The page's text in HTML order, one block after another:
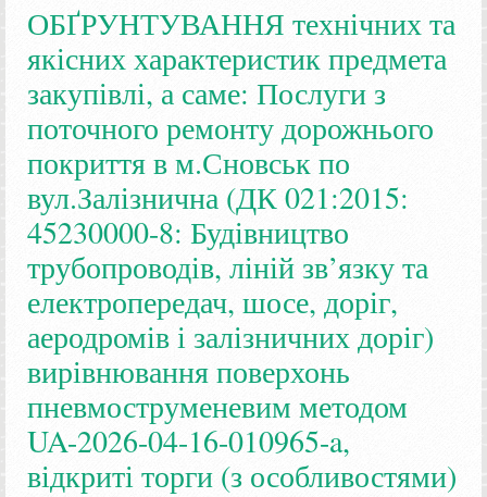
ОБҐРУНТУВАННЯ технічних та
якісних характеристик предмета
закупівлі, а саме: Послуги з
поточного ремонту дорожнього
покриття в м.Сновськ по
вул.Залізнична (ДК 021:2015:
45230000-8: Будівництво
трубопроводів, ліній зв’язку та
електропередач, шосе, доріг,
аеродромів і залізничних доріг)
вирівнювання поверхонь
пневмоструменевим методом
UA-2026-04-16-010965-a,
відкриті торги (з особливостями)